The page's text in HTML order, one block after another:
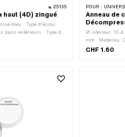
25135
haut (4D) zingué
bleu · Type d'écrou:
pans extérieurs · Type de
· Profondeur du filetage:
POUR :
Anneau de
Ø intérieur: 10.4
mm · Matériau:
N° OEM: 0230
CHF 1.60